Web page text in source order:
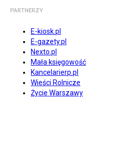
PARTNERZY
E-kiosk.pl
E-gazety.pl
Nexto.pl
Mała księgowość
Kancelarierp.pl
Wieści Rolnicze
Życie Warszawy